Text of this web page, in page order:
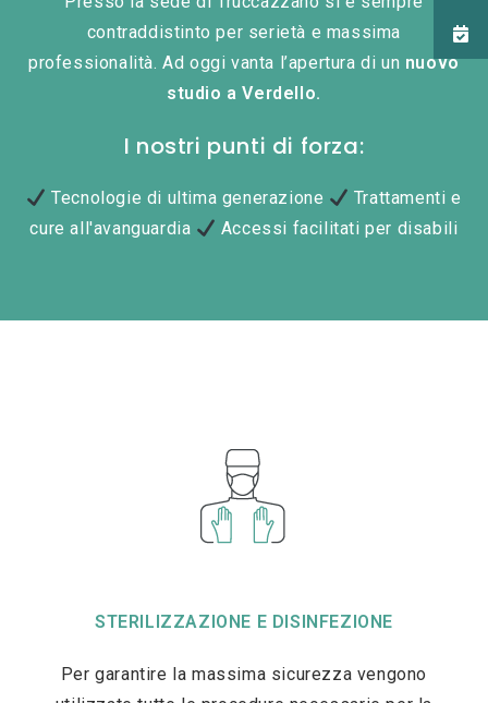
contraddistinto per serietà e massima
professionalità. Ad oggi vanta l’apertura di un nuovo
studio a Verdello.
I nostri punti di forza:
Tecnologie di ultima generazione
Trattamenti e
cure all'avanguardia
Accessi facilitati per disabili
STERILIZZAZIONE E DISINFEZIONE
Per garantire la massima sicurezza vengono